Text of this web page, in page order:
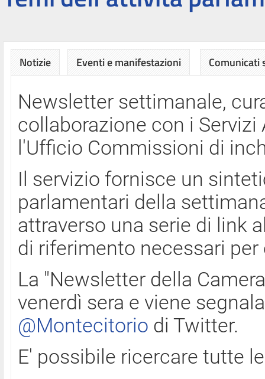
Notizie Eventi e manifestazioni Comunicati
Newsletter settimanale,
collaborazione con i
l'Ufficio Commissioni di
Il servizio fornisce un
parlamentari della
attraverso una serie di link
di riferimento necessari
La "Newsletter della
venerdì sera e viene
@Montecitorio di Twitter.
E' possibile ricercare tutte